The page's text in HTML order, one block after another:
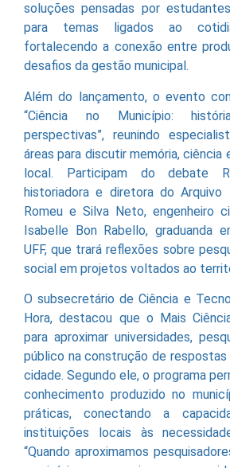
soluções pensadas por
para temas ligados ao
fortalecendo a conexão entre
desafios da gestão municipal.
Além do lançamento, o evento
“Ciência no Município:
perspectivas”, reunindo
áreas para discutir memória, ciência
local. Participam do debate
historiadora e diretora do Arquivo
Romeu e Silva Neto, engenheiro
Isabelle Bon Rabello, graduanda
UFF, que trará reflexões sobre
social em projetos voltados ao
O subsecretário de Ciência e
Hora, destacou que o Mais
para aproximar universidades,
público na construção de respostas
cidade. Segundo ele, o programa
conhecimento produzido no
práticas, conectando a
instituições locais às
“Quando aproximamos